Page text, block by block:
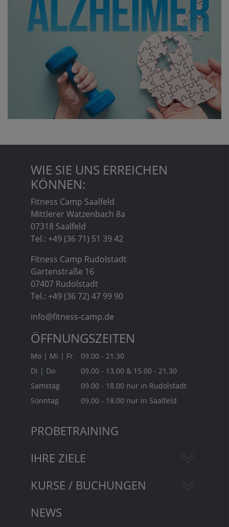
WIE SIE UNS ERREICHEN
KÖNNEN:
Fitness Camp Saalfeld
Mittlerer Watzenbach 8a
07318 Saalfeld
Tel.: +49 (36 71) 51 39 42
Fitness Camp Rudolstadt
Gartenstraße 16
07407 Rudolstadt
Tel.: +49 (36 72) 47 99 90
info@fitness-camp.de
PROBETRAINING
KURSE / BUCHUNGEN
IHRE ZIELE
ÖFFNUNGSZEITEN
Mo | Mi | Fr
09.00 - 21.30
Di | Do
09.00 - 13.00 & 15.00 - 21.30
Samstag
09.00 - 18.00 nur in Rudolstadt
Sonntag
09.00 - 18.00 nur in Saalfeld
NEWS